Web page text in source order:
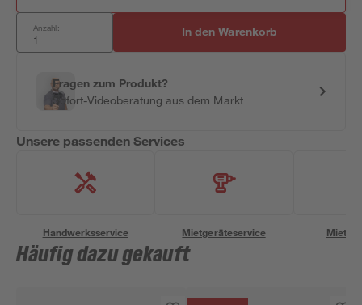
Anzahl: In den Warenkorb
Fragen zum Produkt?
Sofort-Videoberatung aus dem Markt
Unsere passenden Services
Handwerksservice Mietgeräteservice
Häufig dazu gekauft